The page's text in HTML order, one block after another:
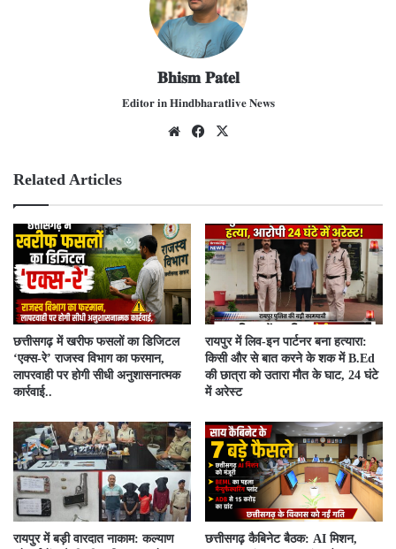
𝐁𝐡𝐢𝐬𝐦 𝐏𝐚𝐭𝐞𝐥
𝐄𝐝𝐢𝐭𝐨𝐫 𝐢𝐧 𝐇𝐢𝐧𝐝𝐛𝐡𝐚𝐫𝐚𝐭𝐥𝐢𝐯𝐞 𝐍𝐞𝐰𝐬
We
Fac
Related Articles
​छत्तीसगढ़ में खरीफ फसलों का डिजिटल
‘एक्स-रे’ राजस्व विभाग का फरमान,
लापरवाही पर होगी सीधी अनुशासनात्मक
कार्रवाई..
रायपुर में लिव-इन पार्टनर बना हत्यारा:
किसी और से बात करने के शक में B.Ed
की छात्रा को उतारा मौत के घाट, 24 घंटे
में अरेस्ट
रायपुर में बड़ी वारदात नाकाम: कल्याण
छत्तीसगढ़ कैबिनेट बैठक: AI मिशन,